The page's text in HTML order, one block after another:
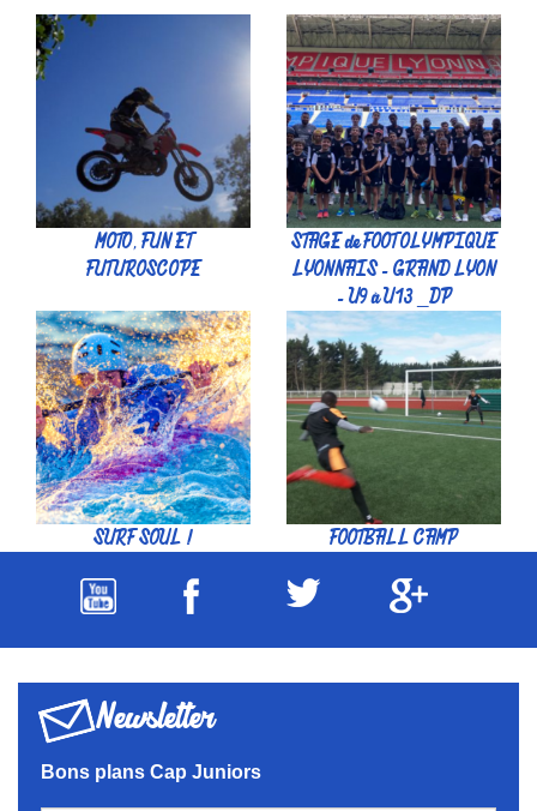
MOTO, FUN ET
FUTUROSCOPE
STAGE de FOOT OLYMPIQUE
LYONNAIS - GRAND LYON
- U9 à U13 _DP
SURF SOUL ! FOOTBALL CAMP
Newsletter
Bons plans Cap Juniors